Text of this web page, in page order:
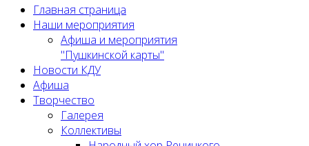
Главная страница
Наши мероприятия
Афиша и мероприятия
"Пушкинской карты"
Новости КДУ
Афиша
Творчество
Галерея
Коллективы